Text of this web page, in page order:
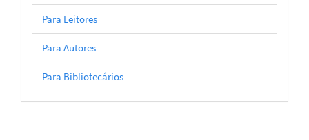
Para Leitores
Para Autores
Para Bibliotecários